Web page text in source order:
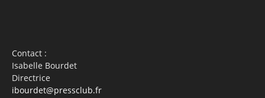
Contact :
Isabelle Bourdet
Directrice
ibourdet@pressclub.fr